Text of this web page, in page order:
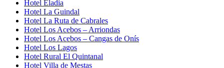
Hotel Eladia
Hotel La Guindal
Hotel La Ruta de Cabrales
Hotel Los Acebos – Arriondas
Hotel Los Acebos – Cangas de Onís
Hotel Los Lagos
Hotel Rural El Quintanal
Hotel Villa de Mestas